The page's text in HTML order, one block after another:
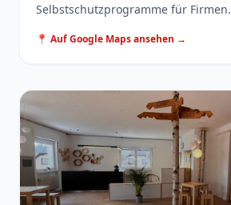
Selbstschutzprogramme für Firmen.
📍 Auf Google Maps ansehen →